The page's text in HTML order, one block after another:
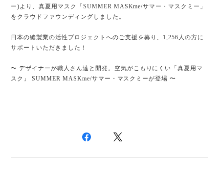
ー)より、真夏用マスク「SUMMER MASKme/サマー・マスクミー」
をクラウドファウンディングしました。
日本の縫製業の活性プロジェクトへのご支援を募り、1,256人の方に
サポートいただきました！
〜 デザイナーが職人さん達と開発。空気がこもりにくい「真夏用マ
スク」 SUMMER MASKme/サマー・マスクミーが登場 〜